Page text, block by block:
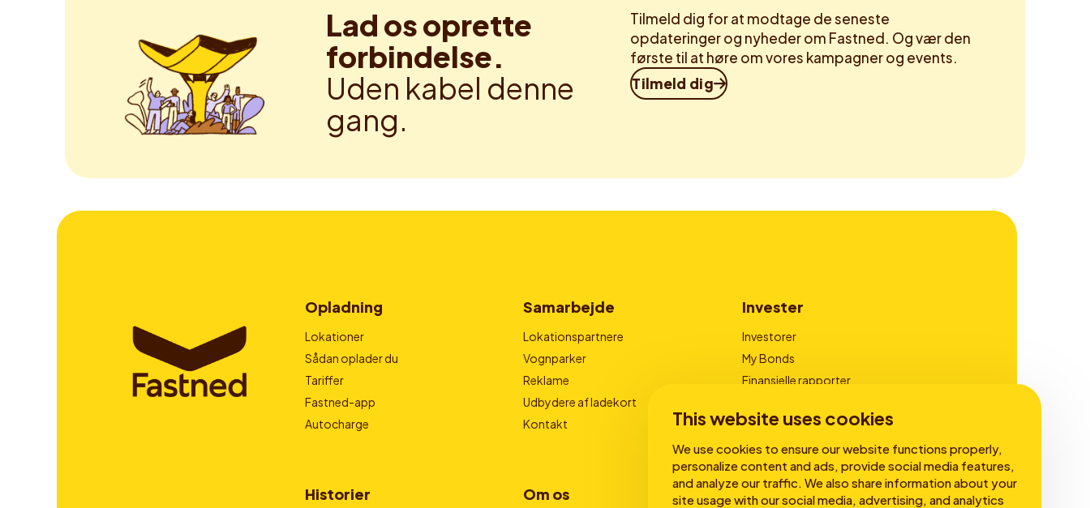
This website uses cookies
We use cookies to ensure our website functions properly,
personalize content and ads, provide social media features,
and analyze our traffic. We also share information about your
site usage with our social media, advertising, and analytics
Lad os oprette
forbindelse.
Uden kabel denne
gang.
Tilmeld dig for at modtage de seneste
opdateringer og nyheder om Fastned. Og vær den
første til at høre om vores kampagner og events.
Tilmeld dig
Opladning
Lokationer
Sådan oplader du
Tariffer
Fastned-app
Autocharge
Samarbejde
Lokationspartnere
Vognparker
Reklame
Udbydere af ladekort
Kontakt
Invester
Investorer
My Bonds
Finansielle rapporter
Historier Om os